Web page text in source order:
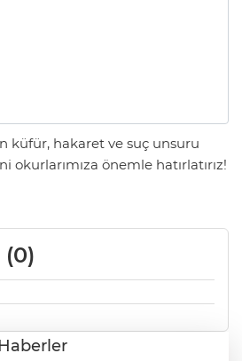
küfür, hakaret ve suç unsuru
önemle hatırlatırız!
(0)